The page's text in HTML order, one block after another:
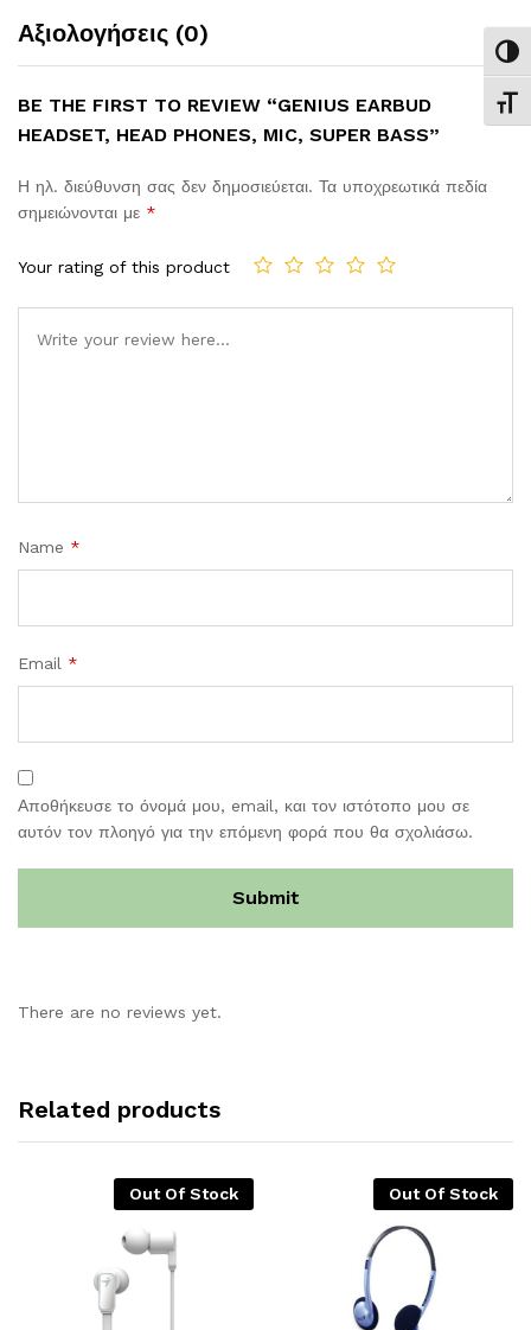
Αξιολογήσεις (0)
BE THE FIRST TO REVIEW “GENIUS EARBUD
HEADSET, HEAD PHONES, MIC, SUPER BASS”
Η ηλ. διεύθυνση σας δεν δημοσιεύεται. Τα υποχρεωτικά πεδία
σημειώνονται με *
Your rating of this product
Name *
Email *
Αποθήκευσε το όνομά μου, email, και τον ιστότοπο μου σε
αυτόν τον πλοηγό για την επόμενη φορά που θα σχολιάσω.
There are no reviews yet.
Related products
Out Of Stock Out Of Stock